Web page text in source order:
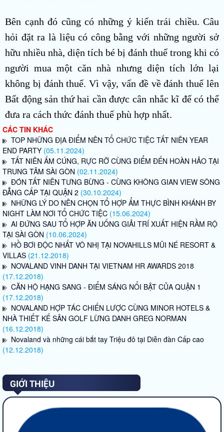
Bên cạnh đó cũng có những ý kiến trái chiều. Câu
hỏi đặt ra là liệu có công bằng với những người sở
hữu nhiều nhà, diện tích bé bị đánh thuế trong khi có
người mua một căn nhà nhưng diện tích lớn lại
không bị đánh thuế. Vì vậy, vấn đề về đánh thuế lên
Bất động sản thứ hai cần được cân nhắc kĩ để có thể
đưa ra cách thức đánh thuế phù hợp nhất.
CÁC TIN KHÁC
TOP NHỮNG ĐỊA ĐIỂM NÊN TỔ CHỨC TIỆC TẤT NIÊN YEAR
END PARTY (05.11.2024)
TẤT NIÊN ẤM CÚNG, RỰC RỠ CÙNG ĐIỂM ĐẾN HOÀN HẢO TẠI
TRUNG TÂM SÀI GÒN (02.11.2024)
ĐÓN TẤT NIÊN TƯNG BỪNG - CÙNG KHÔNG GIAN VIEW SÔNG
ĐẲNG CẤP TẠI QUẬN 2 (30.10.2024)
NHỮNG LÝ DO NÊN CHỌN TỔ HỢP ẨM THỰC BÌNH KHÁNH BY
NIGHT LÀM NƠI TỔ CHỨC TIỆC (15.06.2024)
AI ĐỨNG SAU TỔ HỢP ĂN UỐNG GIẢI TRÍ XUẤT HIỆN RẦM RỘ
TẠI SÀI GÒN (10.06.2024)
HỒ BƠI ĐỘC NHẤT VÔ NHỊ TẠI NOVAHILLS MŨI NÉ RESORT &
VILLAS (21.12.2018)
NOVALAND VINH DANH TẠI VIETNAM HR AWARDS 2018
(17.12.2018)
CĂN HỘ HẠNG SANG - ĐIỂM SÁNG NỔI BẬT CỦA QUẬN 1
(17.12.2018)
NOVALAND HỢP TÁC CHIẾN LƯỢC CÙNG MINOR HOTELS &
NHÀ THIẾT KẾ SÂN GOLF LỪNG DANH GREG NORMAN
(16.12.2018)
Novaland và những cái bắt tay Triệu đô tại Diễn đàn Cấp cao
(12.12.2018)
GIỚI THIỆU